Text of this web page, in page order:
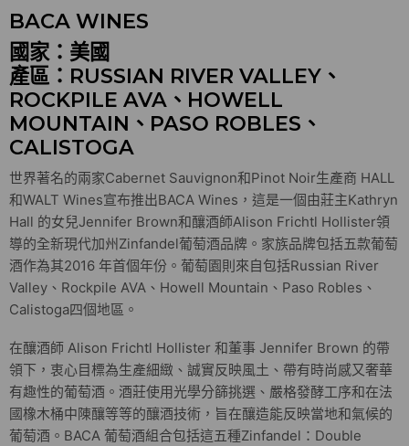
BACA WINES
國家：美國
產區：RUSSIAN RIVER VALLEY、
ROCKPILE AVA、HOWELL
MOUNTAIN、PASO ROBLES、
CALISTOGA
世界著名的兩家Cabernet Sauvignon和Pinot Noir生產商 HALL
和WALT Wines宣布推出BACA Wines，這是一個由莊主Kathryn
Hall 的女兒Jennifer Brown和釀酒師Alison Frichtl Hollister領
導的全新現代加州Zinfandel葡萄酒品牌。家族品牌包括五款葡萄
酒作為其2016 年首個年份。葡萄園則來自包括Russian River
Valley、Rockpile AVA、Howell Mountain、Paso Robles、
Calistoga四個地區。
在釀酒師 Alison Frichtl Hollister 和董事 Jennifer Brown 的帶
領下，衷心目標為生產細緻、誠實反映風土、帶有時尚感又奢華
有趣性的葡萄酒。酒莊使用光學分篩挑選、嚴格發酵工序和在法
國橡木桶中陳釀等等的釀酒技術，旨在釀造能反映當地和氣候的
葡萄酒。BACA 葡萄酒組合包括這五種Zinfandel：Double